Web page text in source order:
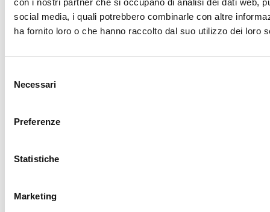
social media, i quali potrebbero combinarle con altre
ha fornito loro o che hanno raccolto dal suo utilizzo dei loro
delNecessari
Preferenze
Statistiche
Marketing
ALESSANDRO BARATTONI
ROSINDO GUAGNELLI